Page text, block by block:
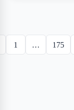
1 … 175